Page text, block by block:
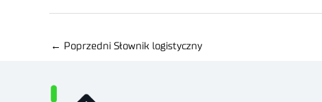
← Poprzedni Słownik logistyczny